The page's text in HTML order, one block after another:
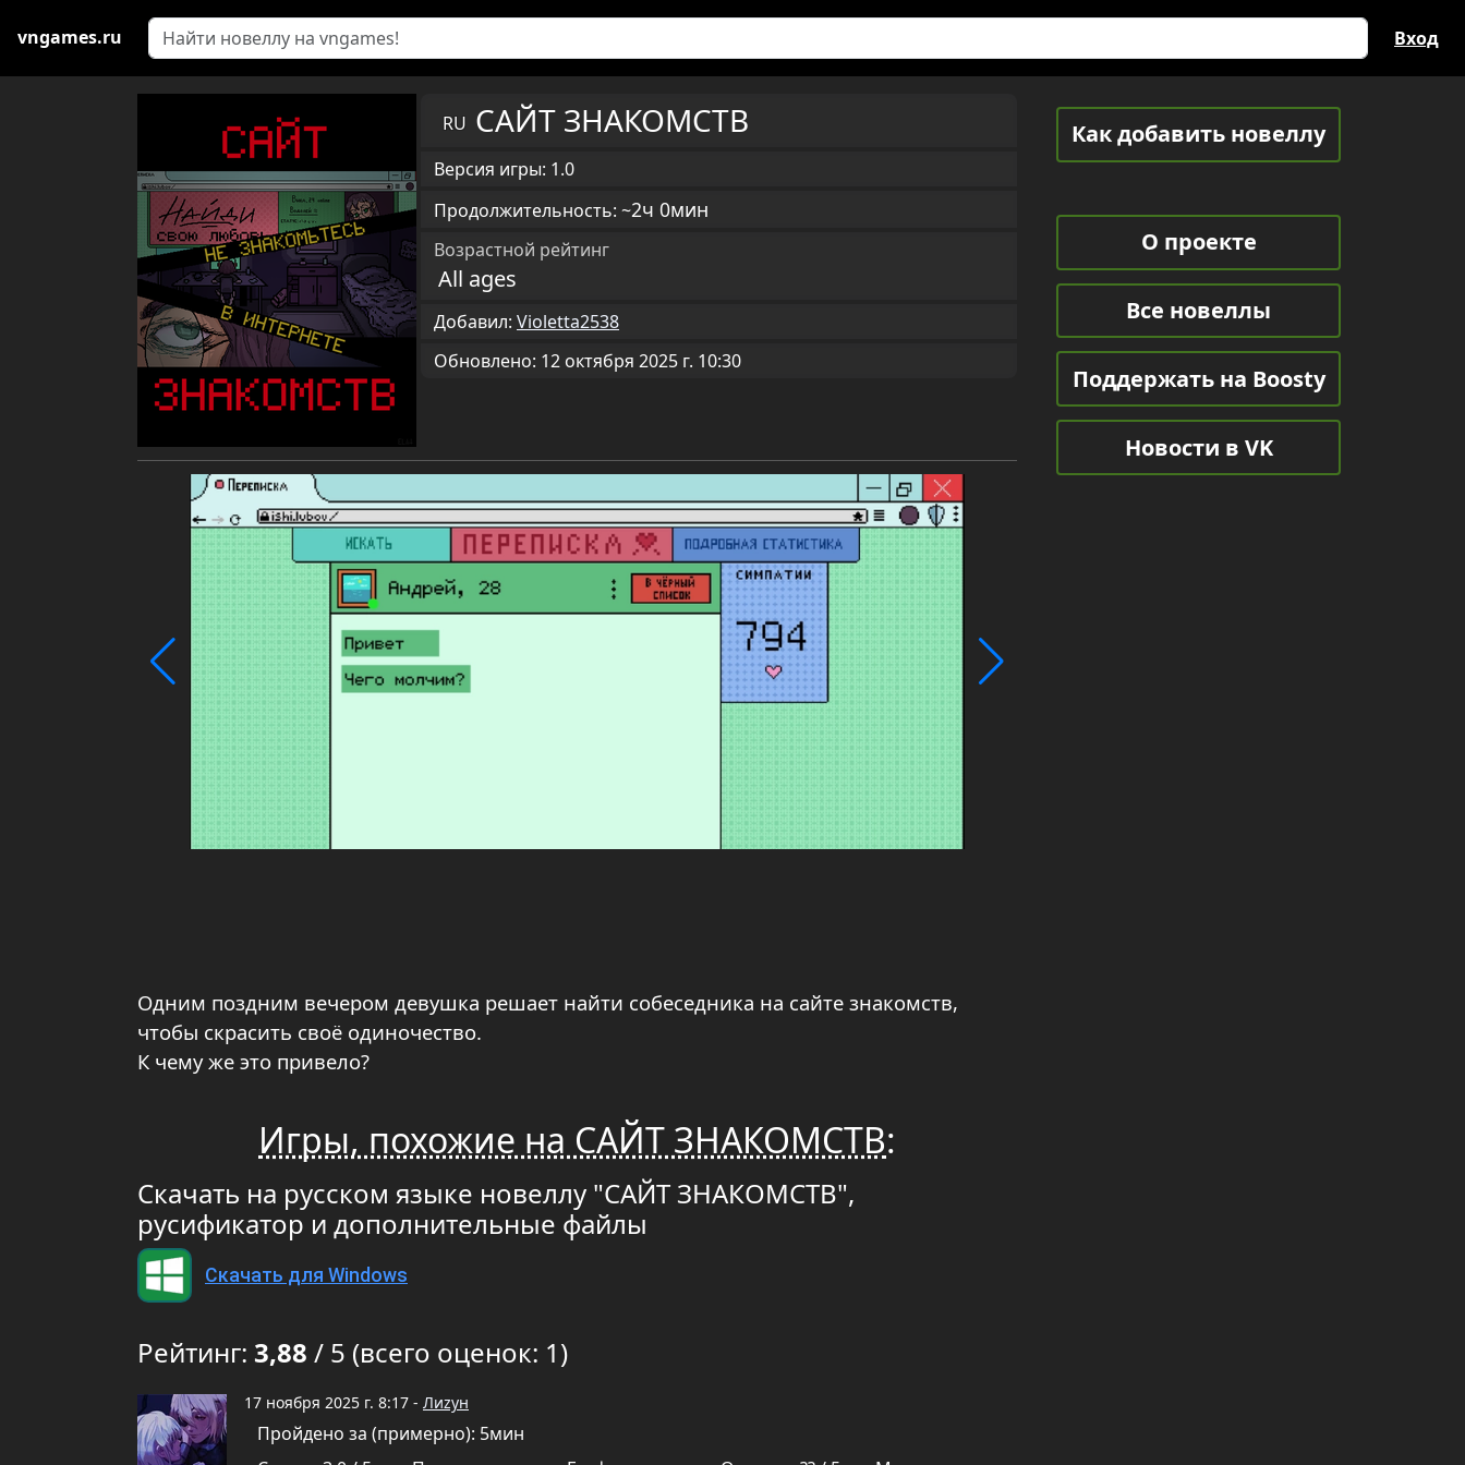
vngames.ru Вход
RU САЙТ ЗНАКОМСТВ
Версия игры: 1.0
Продолжительность: ~2ч 0мин
Возрастной рейтинг
All ages
Добавил: Violetta2538
Обновлено: 12 октября 2025 г. 10:30
Одним поздним вечером девушка решает найти собеседника на сайте знакомств,
чтобы скрасить своё одиночество.
К чему же это привело?
Игры, похожие на САЙТ ЗНАКОМСТВ:
Скачать на русском языке новеллу "САЙТ ЗНАКОМСТВ",
русификатор и дополнительные файлы
Скачать для Windows
Рейтинг: 3,88 / 5 (всего оценок: 1)
17 ноября 2025 г. 8:17 - Лиzун
Пройдено за (примерно): 5мин
Как добавить новеллу
О проекте
Все новеллы
Поддержать на Boosty
Новости в VK